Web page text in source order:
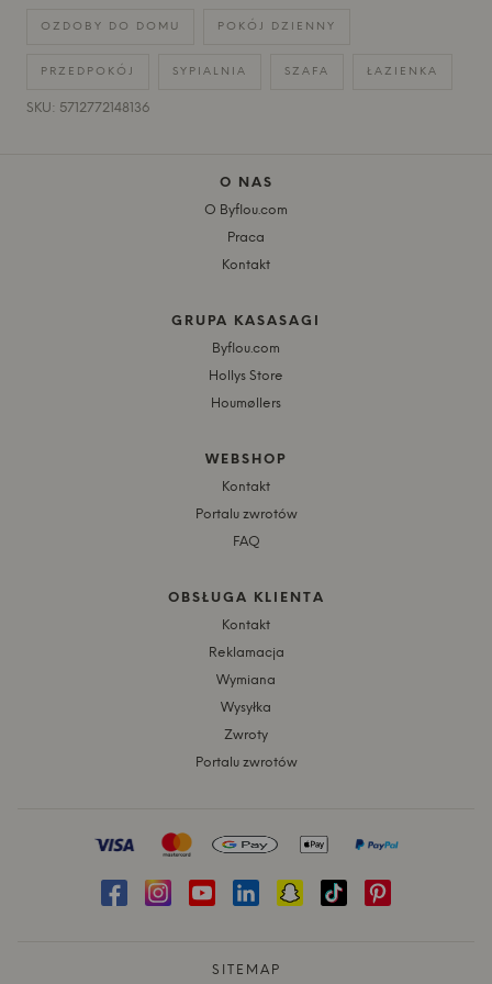
OZDOBY DO DOMU POKÓJ DZIENNY
PRZEDPOKÓJ SYPIALNIA SZAFA ŁAZIENKA
SKU: 5712772148136
O NAS
O Byflou.com
Praca
Kontakt
GRUPA KASASAGI
Byflou.com
Hollys Store
Houmøllers
WEBSHOP
Kontakt
Portalu zwrotów
FAQ
OBSŁUGA KLIENTA
Kontakt
Reklamacja
Wymiana
Wysyłka
Zwroty
Portalu zwrotów
SITEMAP